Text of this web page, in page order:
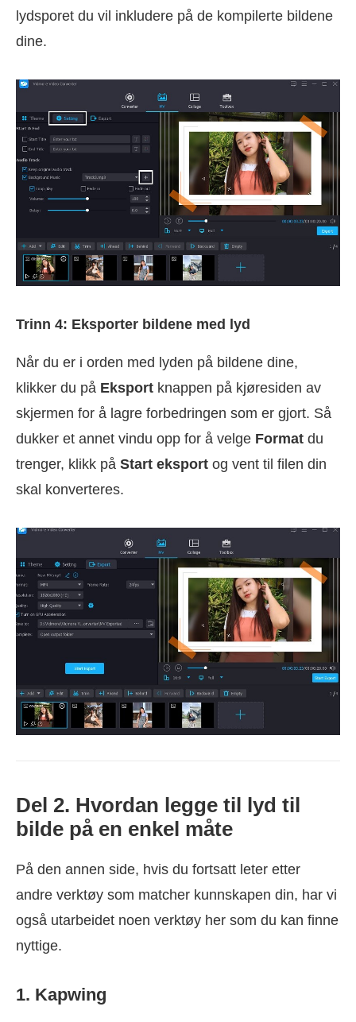
lydsporet du vil inkludere på de kompilerte bildene
dine.
Trinn 4: Eksporter bildene med lyd
Når du er i orden med lyden på bildene dine,
klikker du på Eksport knappen på kjøresiden av
skjermen for å lagre forbedringen som er gjort. Så
dukker et annet vindu opp for å velge Format du
trenger, klikk på Start eksport og vent til filen din
skal konverteres.
Del 2. Hvordan legge til lyd til
bilde på en enkel måte
På den annen side, hvis du fortsatt leter etter
andre verktøy som matcher kunnskapen din, har vi
også utarbeidet noen verktøy her som du kan finne
nyttige.
1. Kapwing